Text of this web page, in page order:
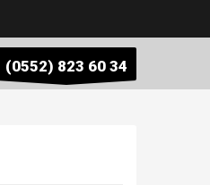
(0552) 823 60 34